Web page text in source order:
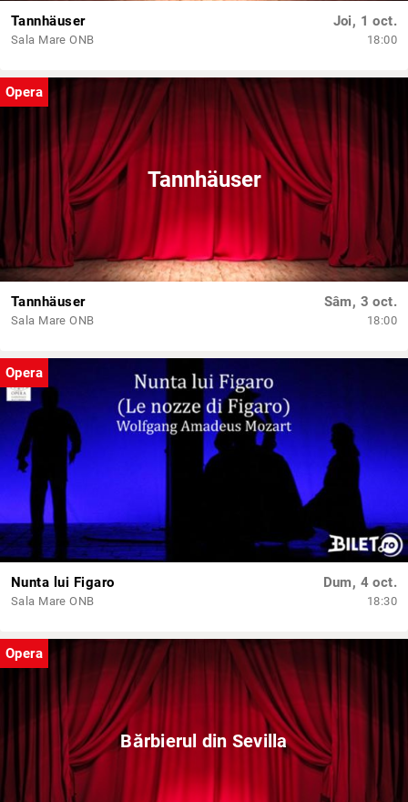
Tannhäuser
Sala Mare ONB
Joi, 1 oct.
18:00
Opera
Tannhäuser
Tannhäuser
Sala Mare ONB
Sâm, 3 oct.
18:00
Opera
Nunta lui Figaro
Sala Mare ONB
Dum, 4 oct.
18:30
Opera
Bărbierul din Sevilla